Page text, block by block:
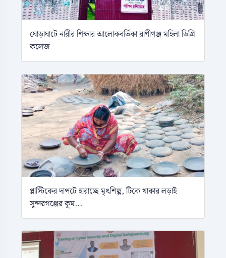
ঘোড়াঘাটে নারীর শিক্ষার আলোকবর্তিকা রাণীগঞ্জ মহিলা ডিগ্রি
কলেজ
প্লাস্টিকের দাপটে হারাচ্ছে মৃৎশিল্প, টিকে থাকার লড়াই
সুন্দরগঞ্জের কুম...